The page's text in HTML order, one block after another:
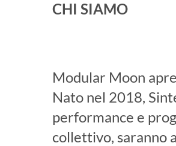
CHI SIAMO
Modular Moon
Nato nel 2018,
performance e
collettivo, saranno